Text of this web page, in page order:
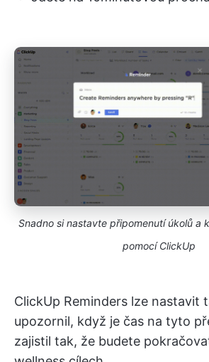
Snadno si nastavte připomenutí úkolů a
pomocí ClickUp
ClickUp Reminders lze nastavit
upozornil, když je čas na tyto
zajistil tak, že budete